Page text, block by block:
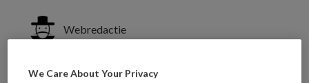
Webredactie
Diepe brandwonden zorgen voor
We Care About Your Privacy